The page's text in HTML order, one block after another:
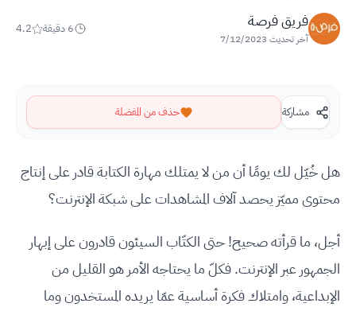
فريق فرصة
آخر تحديث 7/12/2023
6 دقيقة 4.2
مشاركة حذف من المفضلة
هل خُيّل لك يومًا أن من لا يمتلك مهارة الكتابة قادر على إنتاج
محتوى مميّز يحصد آلاف المشاهدات على شبكة الإنترنت؟
أجل، ما قرأته صحيح! حتى الكتّاب السيئون قادرون على إبهار
الجمهور عبر الإنترنت. فكلّ ما يحتاجه الأمر هو القليل من
الإبداعية، وامتلاك فكرة أساسية عمّا يريده المستخدون وما